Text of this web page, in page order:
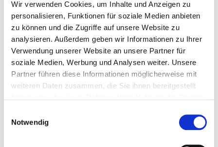
Wir verwenden Cookies, um Inhalte und Anzeigen zu
personalisieren, Funktionen für soziale Medien anbieten
zu können und die Zugriffe auf unsere Website zu
analysieren. Außerdem geben wir Informationen zu Ihrer
Verwendung unserer Website an unsere Partner für
soziale Medien, Werbung und Analysen weiter. Unsere
Partner führen diese Informationen möglicherweise mit
weiteren Daten zusammen, die Sie ihnen bereitgestellt
Notwendig